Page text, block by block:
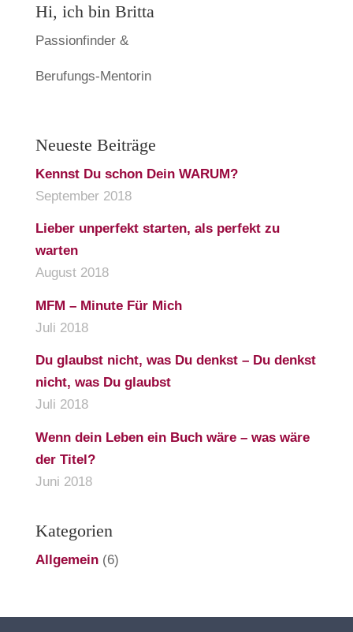
Hi, ich bin Britta
Passionfinder &
Berufungs-Mentorin
Neueste Beiträge
Kennst Du schon Dein WARUM?
September 2018
Lieber unperfekt starten, als perfekt zu
warten
August 2018
MFM – Minute Für Mich
Juli 2018
Du glaubst nicht, was Du denkst – Du denkst
nicht, was Du glaubst
Juli 2018
Wenn dein Leben ein Buch wäre – was wäre
der Titel?
Juni 2018
Kategorien
Allgemein(6)